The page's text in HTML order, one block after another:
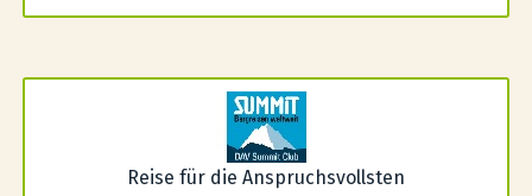
Reise für die Anspruchsvollsten